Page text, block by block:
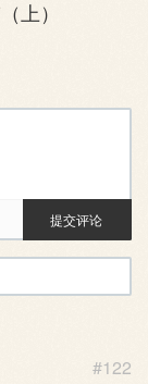
上）
提交评论
#122